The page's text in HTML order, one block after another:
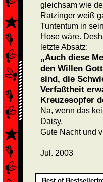
gleichsam wie
Ratzinger weiß
Tuntentum in
Hose wäre.
letzte Absatz:
„Auch diese
den Willen
sind, die
Verfaßtheit
Kreuzesopfer
Na, wenn das
Daisy.
Gute Nacht und
Jul. 2003